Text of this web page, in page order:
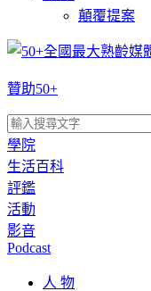
顛覆提案
贊助50+
學院
生活百科
評鑑
活動
影音
Podcast
人 物